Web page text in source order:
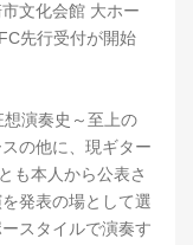
文化会館 大ホー
先行受付が開始
演奏史～至上の
の他に、現ギター
も本人から公表さ
発表の場として選
スタイルで演奏す